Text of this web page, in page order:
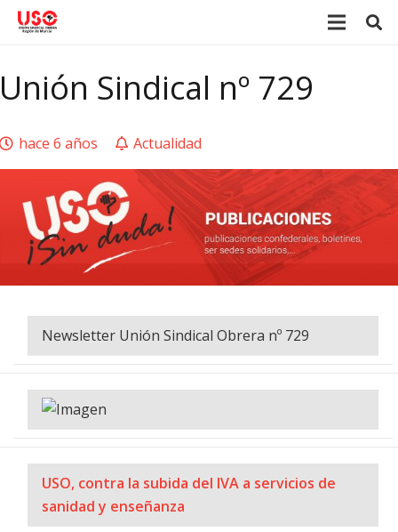
Unión Sindical nº 729
hace 6 años Actualidad
Newsletter Unión Sindical Obrera nº 729
USO, contra la subida del IVA a servicios de
sanidad y enseñanza